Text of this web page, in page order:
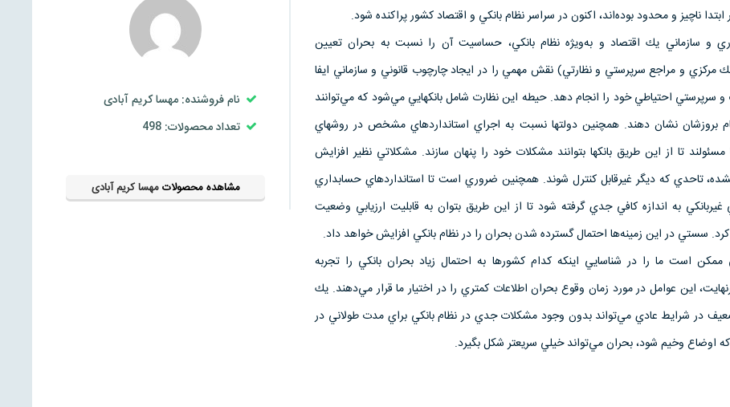
ناچيز و محدود بوده‌اند، اكنون‌ در سراسر نظام‌ بانكي‌ و اقتصاد كشور پراكنده‌ شود.
و سازماني‌ يك‌ اقتصاد و به‌ويژه‌ نظام‌ بانكي، حساسيت‌ آن‌ را نسبت‌ به‌ بحران‌ تعيين‌
مركزي‌ و مراجع‌ سرپرستي‌ و نظارتي) نقش‌ مهمي‌ را در ايجاد چارچوب‌ قانوني‌ و سازماني‌ ايفا
و سرپرستي‌ احتياطي‌ خود را انجام‌ دهد. حيطه‌ اين‌ نظارت‌ شامل‌ بانكهايي‌ مي‌شود كه‌ مي‌توانند
بروزشان‌ نشان‌ دهند. همچنين‌ دولتها نسبت‌ به‌ اجراي‌ استانداردهاي‌ مشخص‌ در روشهاي‌
تا از اين‌ طريق‌ بانكها بتوانند مشكلات‌ خود را پنهان‌ سازند. مشكلاتي‌ نظير افزايش‌
تاحدي‌ كه‌ ديگر غيرقابل‌ كنترل‌ شوند. همچنين‌ ضروري‌ است‌ تا استانداردهاي‌ حسابداري‌
به‌ اندازه‌ كافي‌ جدي‌ گرفته‌ شود تا از اين‌ طريق‌ بتوان‌ به‌ قابليت‌ ارزيابي‌ وضعيت‌
كرد. سستي‌ در اين‌ زمينه‌ها احتمال‌ گسترده‌ شدن‌ بحران‌ را در نظام‌ بانكي‌ افزايش‌ خواهد داد.
است‌ ما را در شناسايي‌ اينكه‌ كدام‌ كشورها به‌ احتمال‌ زياد بحران‌ بانكي‌ را تجربه‌
اين‌ عوامل‌ در مورد زمان‌ وقوع‌ بحران‌ اطلاعات‌ كمتري‌ را در اختيار ما قرار مي‌دهند. يك‌
در شرايط‌ عادي‌ مي‌تواند بدون‌ وجود مشكلات‌ جدي‌ در نظام‌ بانكي‌ براي‌ مدت‌ طولاني‌ در
كه‌ اوضاع‌ وخيم‌ شود، بحران‌ مي‌تواند خيلي‌ سريعتر شكل‌ بگيرد.
نام فروشنده: مهسا کریم آبادی
تعداد محصولات: 498
مشاهده محصولاتمهسا کریم آبادی